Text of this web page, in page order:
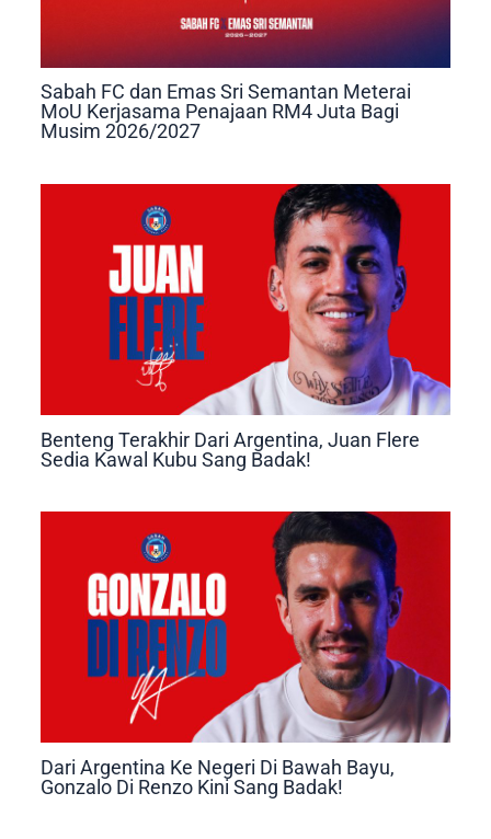
Sabah FC dan Emas Sri Semantan Meterai
MoU Kerjasama Penajaan RM4 Juta Bagi
Musim 2026/2027
Benteng Terakhir Dari Argentina, Juan Flere
Sedia Kawal Kubu Sang Badak!
Dari Argentina Ke Negeri Di Bawah Bayu,
Gonzalo Di Renzo Kini Sang Badak!